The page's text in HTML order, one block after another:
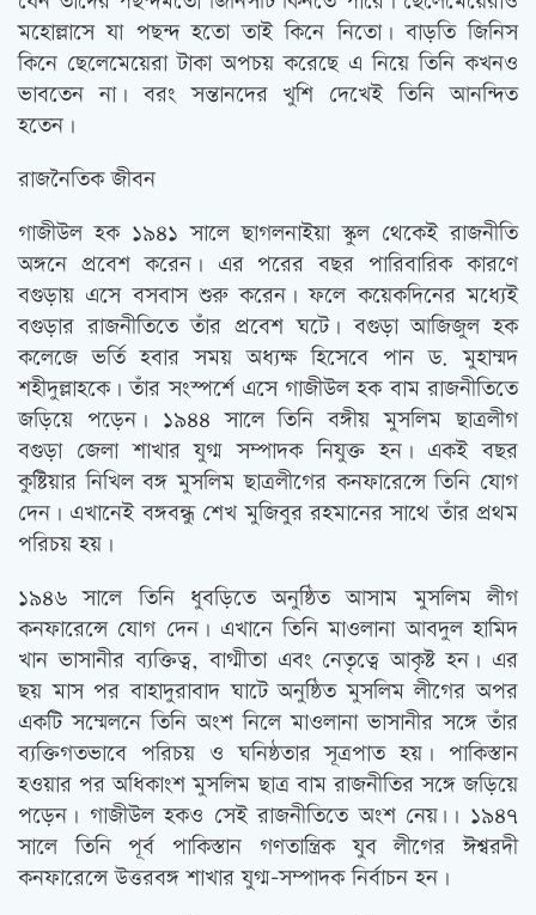
মহোল্লাসে যা পছন্দ হতো তাই কিনে নিতো। বাড়তি জিনিস
কিনে ছেলেমেয়েরা টাকা অপচয় করেছে এ নিয়ে তিনি কখনও
ভাবতেন না। বরং সন্তানদের খুশি দেখেই তিনি আনন্দিত
হতেন।
রাজনৈতিক জীবন
গাজীউল হক ১৯৪১ সালে ছাগলনাইয়া স্কুল থেকেই রাজনীতি
অঙ্গনে প্রবেশ করেন। এর পরের বছর পারিবারিক কারণে
বগুড়ায় এসে বসবাস শুরু করেন। ফলে কয়েকদিনের মধ্যেই
বগুড়ার রাজনীতিতে তাঁর প্রবেশ ঘটে। বগুড়া আজিজুল হক
কলেজে ভর্তি হবার সময় অধ্যক্ষ হিসেবে পান ড. মুহাম্মদ
শহীদুল্লাহকে। তাঁর সংস্পর্শে এসে গাজীউল হক বাম রাজনীতিতে
জড়িয়ে পড়েন। ১৯৪৪ সালে তিনি বঙ্গীয় মুসলিম ছাত্রলীগ
বগুড়া জেলা শাখার যুগ্ম সম্পাদক নিযুক্ত হন। একই বছর
কুষ্টিয়ার নিখিল বঙ্গ মুসলিম ছাত্রলীগের কনফারেন্সে তিনি যোগ
দেন। এখানেই বঙ্গবন্ধু শেখ মুজিবুর রহমানের সাথে তাঁর প্রথম
পরিচয় হয়।
১৯৪৬ সালে তিনি ধুবড়িতে অনুষ্ঠিত আসাম মুসলিম লীগ
কনফারেন্সে যোগ দেন। এখানে তিনি মাওলানা আবদুল হামিদ
খান ভাসানীর ব্যক্তিত্ব, বাগ্মীতা এবং নেতৃত্বে আকৃষ্ট হন। এর
ছয় মাস পর বাহাদুরাবাদ ঘাটে অনুষ্ঠিত মুসলিম লীগের অপর
একটি সম্মেলনে তিনি অংশ নিলে মাওলানা ভাসানীর সঙ্গে তাঁর
ব্যক্তিগতভাবে পরিচয় ও ঘনিষ্ঠতার সূত্রপাত হয়। পাকিস্তান
হওয়ার পর অধিকাংশ মুসলিম ছাত্র বাম রাজনীতির সঙ্গে জড়িয়ে
পড়েন। গাজীউল হকও সেই রাজনীতিতে অংশ নেয়৷। ১৯৪৭
সালে তিনি পূর্ব পাকিস্তান গণতান্ত্রিক যুব লীগের ঈশ্বরদী
কনফারেন্সে উত্তরবঙ্গ শাখার যুগ্ম-সম্পাদক নির্বাচন হন।